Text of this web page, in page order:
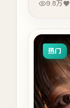
9.8万
热门